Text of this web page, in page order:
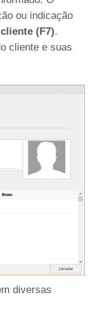
ou indicação
cliente (F7).
cliente e suas
diversas